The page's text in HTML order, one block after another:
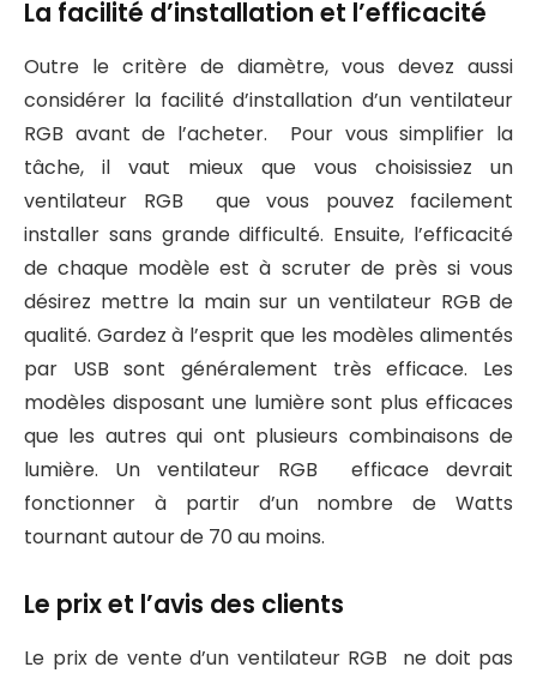
La facilité d’installation et l’efficacité
Outre le critère de diamètre, vous devez aussi
considérer la facilité d’installation d’un ventilateur
RGB avant de l’acheter. Pour vous simplifier la
tâche, il vaut mieux que vous choisissiez un
ventilateur RGB que vous pouvez facilement
installer sans grande difficulté. Ensuite, l’efficacité
de chaque modèle est à scruter de près si vous
désirez mettre la main sur un ventilateur RGB de
qualité. Gardez à l’esprit que les modèles alimentés
par USB sont généralement très efficace. Les
modèles disposant une lumière sont plus efficaces
que les autres qui ont plusieurs combinaisons de
lumière. Un ventilateur RGB efficace devrait
fonctionner à partir d’un nombre de Watts
tournant autour de 70 au moins.
Le prix et l’avis des clients
Le prix de vente d’un ventilateur RGB ne doit pas